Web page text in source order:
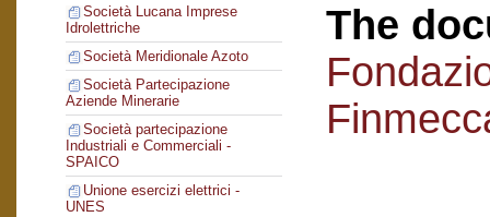
Società Lucana Imprese
Idrolettriche
Società Meridionale Azoto
Società Partecipazione
Aziende Minerarie
Società partecipazione
Industriali e Commerciali -
SPAICO
Unione esercizi elettrici -
UNES
The